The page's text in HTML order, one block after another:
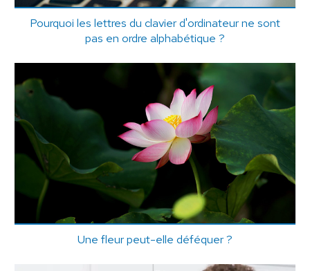
Pourquoi les lettres du clavier d'ordinateur ne sont
pas en ordre alphabétique ?
Une fleur peut-elle déféquer ?